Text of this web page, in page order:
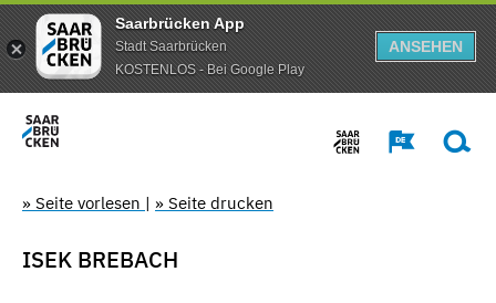
Saarbrücken App
Stadt Saarbrücken
KOSTENLOS - Bei Google Play
ANSEHEN
» Seite vorlesen | » Seite drucken
ISEK BREBACH